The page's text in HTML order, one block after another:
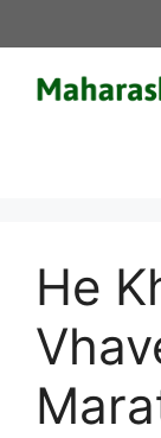
to
content
He